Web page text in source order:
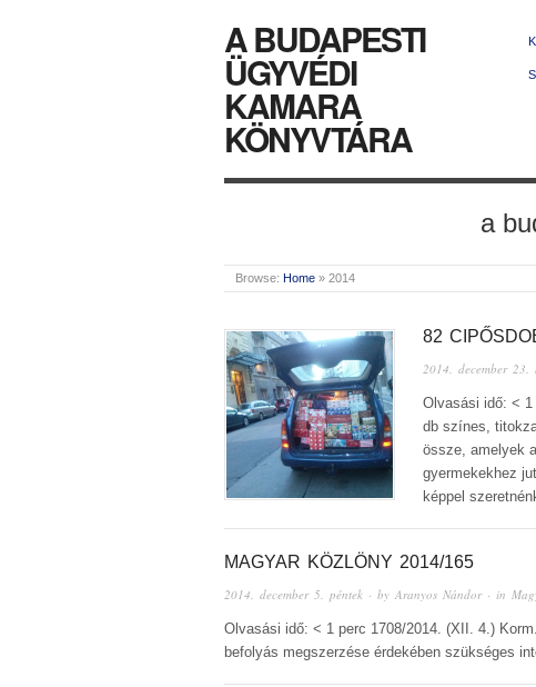
A BUDAPESTI
ÜGYVÉDI
KAMARA
KÖNYVTÁRA
a
Browse: Home » 2014
82
2014. december 23.
Olvasási idő: < 1
db színes,
össze, amelyek
gyermekekhez
képpel
MAGYAR KÖZLÖNY 2014/165
2014. december 5. péntek · by Aranyos Nándor· in
Olvasási idő: < 1 perc 1708/2014. (XII. 4.)
befolyás megszerzése érdekében szükséges